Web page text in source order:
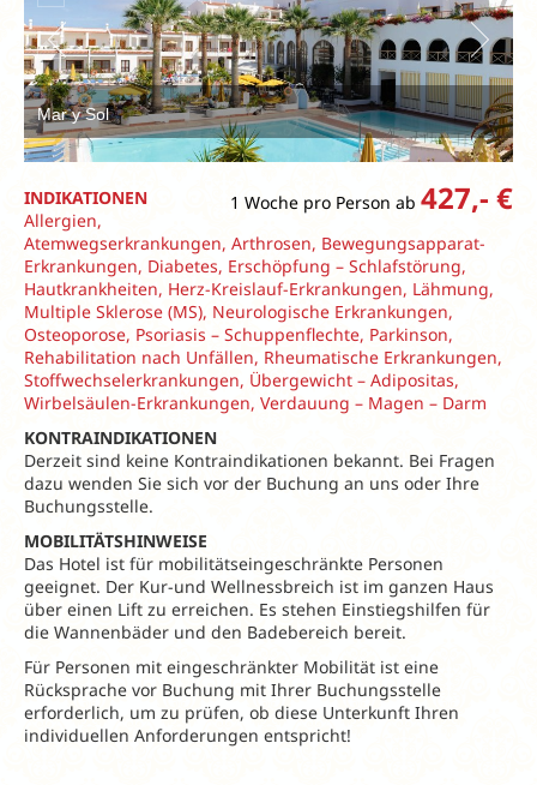
Mar y Sol
1 Woche pro Person ab 427,- €
INDIKATIONEN
Allergien,
Atemwegserkrankungen, Arthrosen, Bewegungsapparat-
Erkrankungen, Diabetes, Erschöpfung – Schlafstörung,
Hautkrankheiten, Herz-Kreislauf-Erkrankungen, Lähmung,
Multiple Sklerose (MS), Neurologische Erkrankungen,
Osteoporose, Psoriasis – Schuppenflechte, Parkinson,
Rehabilitation nach Unfällen, Rheumatische Erkrankungen,
Stoffwechselerkrankungen, Übergewicht – Adipositas,
Wirbelsäulen-Erkrankungen, Verdauung – Magen – Darm
KONTRAINDIKATIONEN
Derzeit sind keine Kontraindikationen bekannt. Bei Fragen
dazu wenden Sie sich vor der Buchung an uns oder Ihre
Buchungsstelle.
MOBILITÄTSHINWEISE
Das Hotel ist für mobilitätseingeschränkte Personen
geeignet. Der Kur-und Wellnessbreich ist im ganzen Haus
über einen Lift zu erreichen. Es stehen Einstiegshilfen für
die Wannenbäder und den Badebereich bereit.
Für Personen mit eingeschränkter Mobilität ist eine
Rücksprache vor Buchung mit Ihrer Buchungsstelle
erforderlich, um zu prüfen, ob diese Unterkunft Ihren
individuellen Anforderungen entspricht!